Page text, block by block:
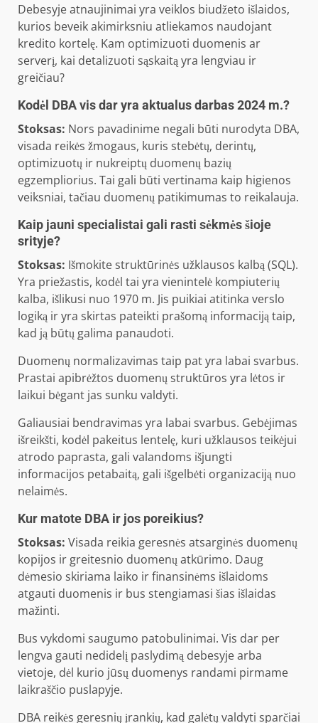
Debesyje atnaujinimai yra veiklos biudžeto išlaidos,
kurios beveik akimirksniu atliekamos naudojant
kredito kortelę. Kam optimizuoti duomenis ar
serverį, kai detalizuoti sąskaitą yra lengviau ir
greičiau?
Kodėl DBA vis dar yra aktualus darbas 2024 m.?
Stoksas: Nors pavadinime negali būti nurodyta DBA,
visada reikės žmogaus, kuris stebėtų, derintų,
optimizuotų ir nukreiptų duomenų bazių
egzempliorius. Tai gali būti vertinama kaip higienos
veiksniai, tačiau duomenų patikimumas to reikalauja.
Kaip jauni specialistai gali rasti sėkmės šioje
srityje?
Stoksas: Išmokite struktūrinės užklausos kalbą (SQL).
Yra priežastis, kodėl tai yra vienintelė kompiuterių
kalba, išlikusi nuo 1970 m. Jis puikiai atitinka verslo
logiką ir yra skirtas pateikti prašomą informaciją taip,
kad ją būtų galima panaudoti.
Duomenų normalizavimas taip pat yra labai svarbus.
Prastai apibrėžtos duomenų struktūros yra lėtos ir
laikui bėgant jas sunku valdyti.
Galiausiai bendravimas yra labai svarbus. Gebėjimas
išreikšti, kodėl pakeitus lentelę, kuri užklausos teikėjui
atrodo paprasta, gali valandoms išjungti
informacijos petabaitą, gali išgelbėti organizaciją nuo
nelaimės.
Kur matote DBA ir jos poreikius?
Stoksas: Visada reikia geresnės atsarginės duomenų
kopijos ir greitesnio duomenų atkūrimo. Daug
dėmesio skiriama laiko ir finansinėms išlaidoms
atgauti duomenis ir bus stengiamasi šias išlaidas
mažinti.
Bus vykdomi saugumo patobulinimai. Vis dar per
lengva gauti nedidelį paslydimą debesyje arba
vietoje, dėl kurio jūsų duomenys randami pirmame
laikraščio puslapyje.
DBA reikės geresnių įrankių, kad galėtų valdyti sparčiai